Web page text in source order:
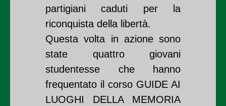
partigiani caduti per la
riconquista della libertà.
Questa volta in azione sono
state quattro giovani
studentesse che hanno
frequentato il corso GUIDE AI
LUOGHI DELLA MEMORIA